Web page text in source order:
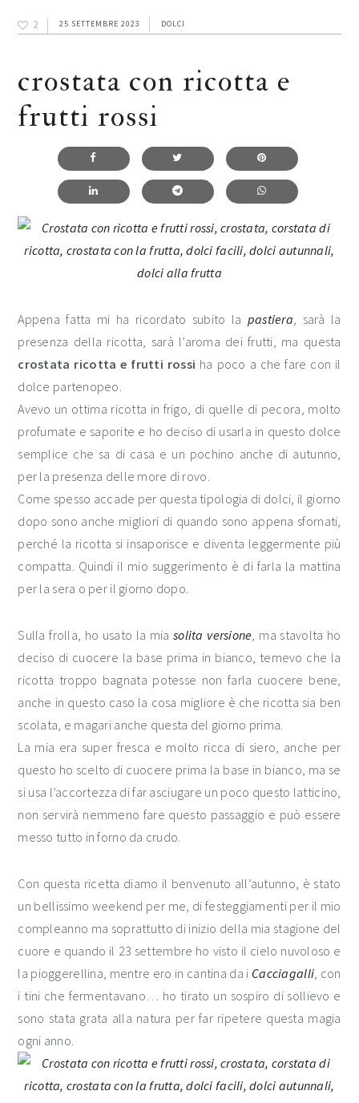
2 25 SETTEMBRE 2023 DOLCI
crostata con ricotta e
frutti rossi
Appena fatta mi ha ricordato subito la pastiera, sarà la
presenza della ricotta, sarà l’aroma dei frutti, ma questa
crostata ricotta e frutti rossi ha poco a che fare con il
dolce partenopeo.
Avevo un ottima ricotta in frigo, di quelle di pecora, molto
profumate e saporite e ho deciso di usarla in questo dolce
semplice che sa di casa e un pochino anche di autunno,
per la presenza delle more di rovo.
Come spesso accade per questa tipologia di dolci, il giorno
dopo sono anche migliori di quando sono appena sfornati,
perché la ricotta si insaporisce e diventa leggermente più
compatta. Quindi il mio suggerimento è di farla la mattina
per la sera o per il giorno dopo.
Sulla frolla, ho usato la miasolita versione, ma stavolta ho
deciso di cuocere la base prima in bianco, temevo che la
ricotta troppo bagnata potesse non farla cuocere bene,
anche in questo caso la cosa migliore è che ricotta sia ben
scolata, e magari anche questa del giorno prima.
La mia era super fresca e molto ricca di siero, anche per
questo ho scelto di cuocere prima la base in bianco, ma se
si usa l’accortezza di far asciugare un poco questo latticino,
non servirà nemmeno fare questo passaggio e può essere
messo tutto in forno da crudo.
Con questa ricetta diamo il benvenuto all’autunno, è stato
un bellissimo weekend per me, di festeggiamenti per il mio
compleanno ma soprattutto di inizio della mia stagione del
cuore e quando il 23 settembre ho visto il cielo nuvoloso e
la pioggerellina, mentre ero in cantina da i Cacciagalli, con
i tini che fermentavano… ho tirato un sospiro di sollievo e
sono stata grata alla natura per far ripetere questa magia
ogni anno.